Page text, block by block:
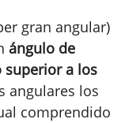
gran angular)
ángulo de
superior a los
angulares los
comprendido